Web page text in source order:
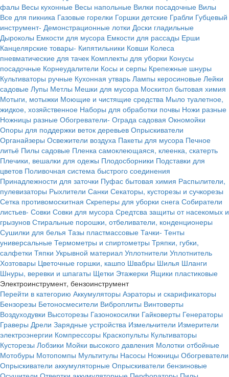
фалы Весы кухонные Весы напольные Вилки посадочные Вилы
Все для пикника Газовые горелки Горшки детские Грабли Губцевый
инструмент- Демонстрационные лотки Доски гладильные
Дыроколы Емкости для мусора Емкости для рассады Ерши
Канцелярские товары- Кипятильники Ковши Колеса
пневматические для тачек Комплекты для уборки Конусы
посадочные Корнеудалители Косы и серпы Крепежные шнуры
Культиваторы ручные Кухонная утварь Лампы керосиновые Лейки
садовые Лупы Метлы Мешки для мусора Москитол бытовая химия
Мотыги, мотыжки Моющие и чистящие средства Мыло туалетное,
жидкое, хозяйственное Наборы для обработки почвы Ножи разные
Ножницы разные Обогреватели- Ограда садовая Окномойки
Опоры для поддержки веток деревьев Опрыскиватели
Органайзеры Освежители воздуха Пакеты для мусора Печное
литьё Пилы садовые Пленка самоклеющаяся, клеенка, скатерть
Плечики, вешалки для одежы Плодосборники Подставки для
цветов Поливочная система быстрого соединения
Принадлежности для заточки Пуфас бытовая химия Распылители,
пулевизаторы Рыхлители Санки Секаторы, кусторезы и сучкорезы
Сетка противомоскитная Скреперы для уборки снега Собиратели
листьев- Совки Совки для мусора Средтсва защиты от насекомых и
грызунов Стиральные порошки, отбеливатели, конденционеры
Сушилки для белья Тазы пластмассовые Тачки- Тенты
универсальные Термометры и спиртометры Тряпки, губки,
салфетки Тяпки Укрывной материал Уплотнители Уплотнитель
Хозтовары Цветочные горшки, кашпо Швабры Шилья Шланги
Шнуры, веревки и шпагаты Щетки Этажерки Ящики пластиковые
Электроинструмент, бензоинструмент
Перейти в категорию Аккумуляторы Аэраторы и скарификаторы
Бензорезы Бетоносмесители Виброплиты Винтоверты
Воздуходувки Высоторезы Газонокосилки Гайковерты Генераторы
Граверы Дрели Зарядные устройства Измельчители Измерители
электроэнергии Компрессоры Краскопульты Культиваторы
Кусторезы Лобзики Мойки высокого давления Молотки отбойные
Мотобуры Мотопомпы Мультитулы Насосы Ножницы Обогреватели
Опрыскиватели аккумуляторные Опрыскиватели бензиновые